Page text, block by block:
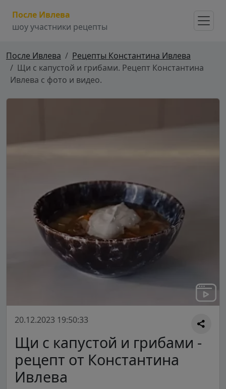
После Ивлева
шоу участники рецепты
После Ивлева
Рецепты Константина Ивлева
Щи с капустой и грибами. Рецепт Константина
Ивлева с фото и видео.
20.12.2023 19:50:33
Щи с капустой и грибами -
рецепт от Константина
Ивлева